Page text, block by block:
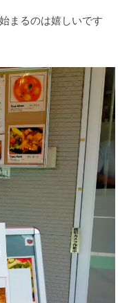
まるのは嬉しいです